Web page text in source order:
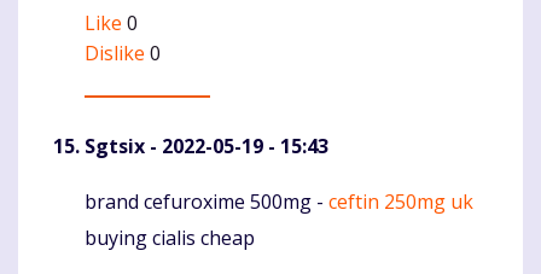
Like 0
Dislike 0
Sgtsix - 2022-05-19 - 15:43
Komentaras
brand cefuroxime 500mg - ceftin 250mg uk
buying cialis cheap